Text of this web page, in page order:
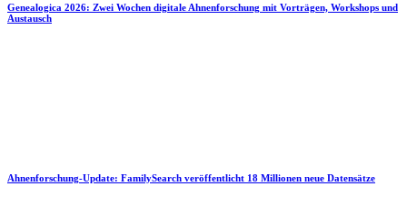
Genealogica 2026: Zwei Wochen digitale Ahnenforschung mit Vorträgen, Workshops und
Austausch
Ahnenforschung-Update: FamilySearch veröffentlicht 18 Millionen neue Datensätze